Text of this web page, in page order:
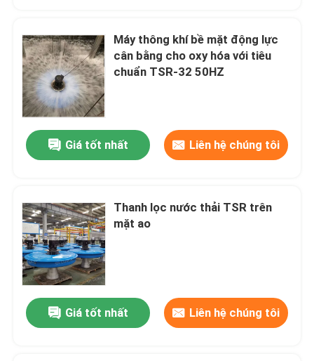
Máy thông khí bề mặt động lực
cân bằng cho oxy hóa với tiêu
chuẩn TSR-32 50HZ
Giá tốt nhất Liên hệ chúng tôi
Thanh lọc nước thải TSR trên
mặt ao
Giá tốt nhất Liên hệ chúng tôi